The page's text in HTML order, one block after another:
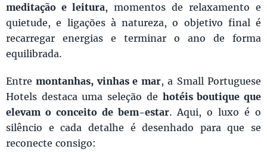
meditação e leitura, momentos de relaxamento e
quietude, e ligações à natureza, o objetivo final é
recarregar energias e terminar o ano de forma
equilibrada.
Entremontanhas, vinhas e mar, a Small Portuguese
Hotels destaca uma seleção de hotéis boutique que
elevam o conceito de bem-estar. Aqui, o luxo é o
silêncio e cada detalhe é desenhado para que se
reconecte consigo: